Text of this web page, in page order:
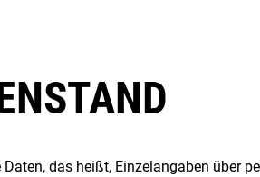
das heißt, Einzelangaben über